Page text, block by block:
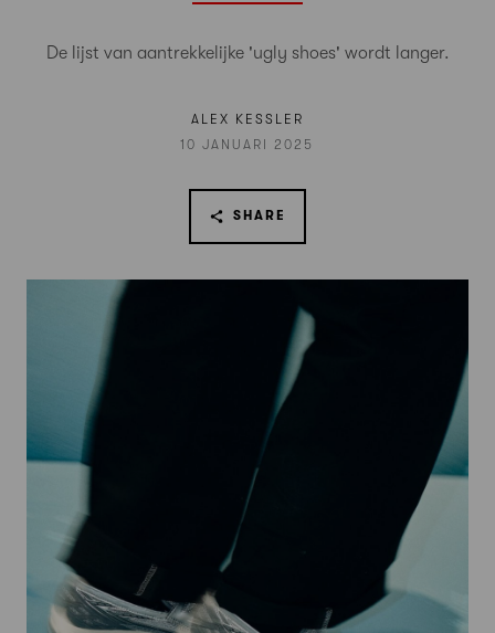
De lijst van aantrekkelijke 'ugly shoes' wordt langer.
ALEX KESSLER
10 JANUARI 2025
SHARE